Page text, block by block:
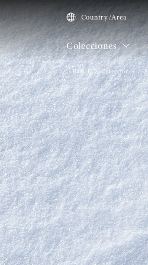
Country/Area
Colecciones
HOME Colecciones